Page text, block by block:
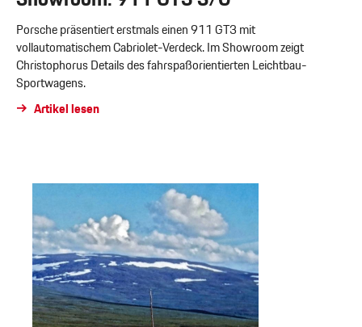
Porsche präsentiert erstmals einen 911 GT3 mit
vollautomatischem Cabriolet-Verdeck. Im Showroom zeigt
Christophorus Details des fahrspaßorientierten Leichtbau-
Sportwagens.
Artikel lesen